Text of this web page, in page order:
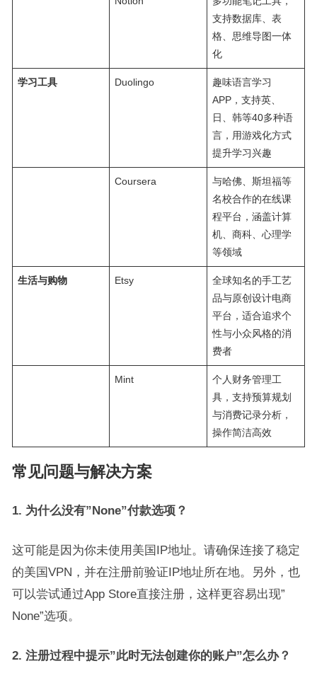
支持数据库、表
格、思维导图一体
化
学习工具 Duolingo
趣味语言学习
APP，支持英、
日、韩等40多种语
言，用游戏化方式
提升学习兴趣
Coursera
与哈佛、斯坦福等
名校合作的在线课
程平台，涵盖计算
机、商科、心理学
等领域
生活与购物 Etsy
全球知名的手工艺
品与原创设计电商
平台，适合追求个
性与小众风格的消
费者
Mint
个人财务管理工
具，支持预算规划
与消费记录分析，
操作简洁高效
常见问题与解决方案
1. 为什么没有”None”付款选项？
这可能是因为你未使用美国IP地址。请确保连接了稳定
的美国VPN，并在注册前验证IP地址所在地。另外，也
可以尝试通过App Store直接注册，这样更容易出现”
None”选项。
2. 注册过程中提示”此时无法创建你的账户”怎么办？